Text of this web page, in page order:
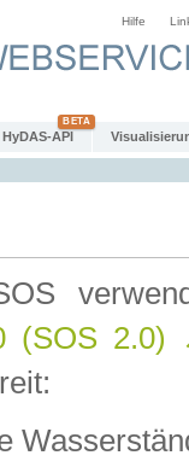
Hilfe
HyDAS-API
(SOS 2.0)